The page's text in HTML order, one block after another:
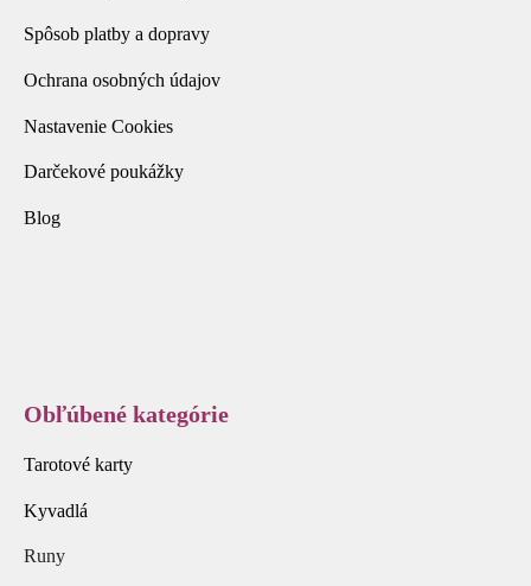
Spôsob platby a dopravy
Ochrana osobných údajov
Nastavenie Cookies
Darčekové poukážky
Blog
Obľúbené kategórie
Tarotové karty
Kyvadlá
Runy